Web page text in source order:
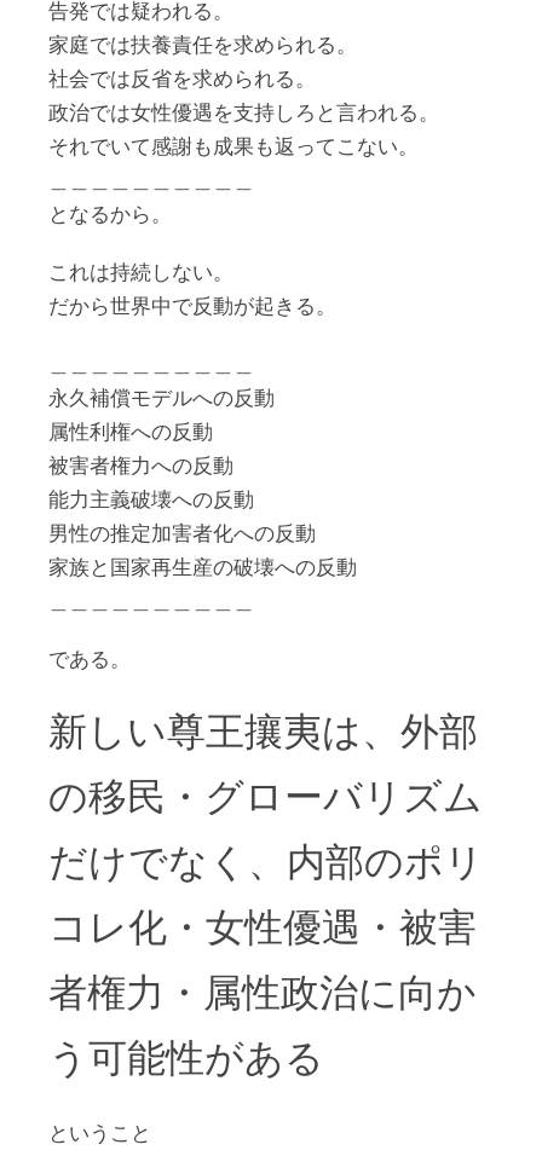
告発では疑われる。
家庭では扶養責任を求められる。
社会では反省を求められる。
政治では女性優遇を支持しろと言われる。
それでいて感謝も成果も返ってこない。
となるから。
これは持続しない。
だから世界中で反動が起きる。
永久補償モデルへの反動
属性利権への反動
被害者権力への反動
能力主義破壊への反動
男性の推定加害者化への反動
家族と国家再生産の破壊への反動
である。
新しい尊王攘夷は、外部
の移民・グローバリズム
だけでなく、内部のポリ
コレ化・女性優遇・被害
者権力・属性政治に向か
う可能性がある
ということ